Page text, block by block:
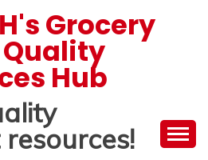
Grocery
Quality
Hub